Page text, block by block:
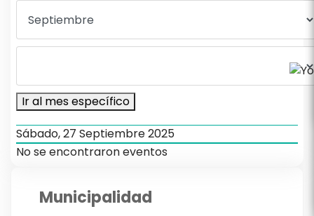
Ir al mes específico
Sábado, 27 Septiembre 2025
No se encontraron eventos
Municipalidad